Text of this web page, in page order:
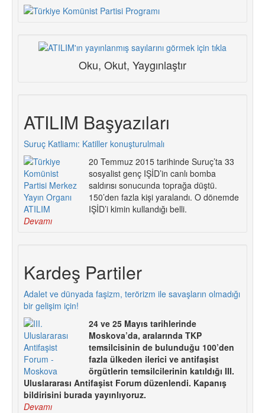
Oku, Okut, Yaygınlaştır
ATILIM Başyazıları
Suruç Katliamı: Katiller konuşturulmalı
20 Temmuz 2015 tarihinde Suruç’ta 33
sosyalist genç IŞİD’in canlı bomba
saldırısı sonucunda toprağa düştü.
150’den fazla kişi yaralandı. O dönemde
IŞİD’i kimin kullandığı belli.
Devamı
Kardeş Partiler
Adalet ve dünyada faşizm, terörizm ile savaşların olmadığı
bir gelişim için!
24 ve 25 Mayıs tarihlerinde
Moskova’da, aralarında TKP
temsilcisinin de bulunduğu 100’den
fazla ülkeden ilerici ve antifaşist
örgütlerin temsilcilerinin katıldığı III.
Uluslararası Antifaşist Forum düzenlendi. Kapanış
bildirisini burada yayınlıyoruz.
Devamı